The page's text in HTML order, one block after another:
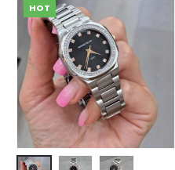
HOT